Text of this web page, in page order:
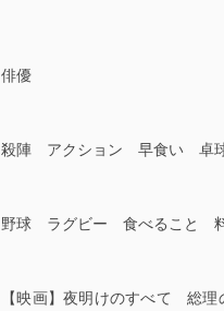
俳優
殺陣 アクション 早食い 卓
野球 ラグビー 食べること
【映画】夜明けのすべて 総